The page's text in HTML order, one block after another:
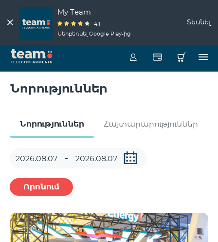
My Team
4.1
Ներբեռնել Google Play-ից
Տեսնել
Նորություններ
Նորություններ Հայտարարություններ
Որոնում